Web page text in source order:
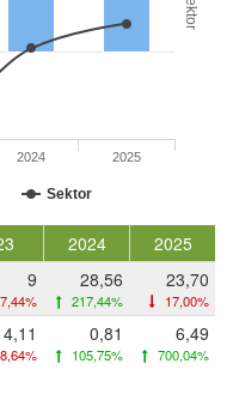
Sektor
2024 2025
2024
2025
9 28,56
217,44%
23,70
17,00%
0,81
105,75%
6,49
700,04%